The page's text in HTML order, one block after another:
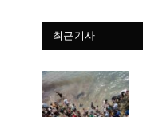
최근기사